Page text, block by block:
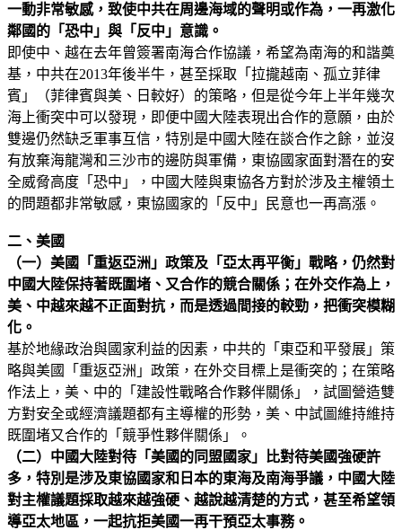
一動非常敏感，致使中共在周邊海域的聲明或作為，一再激化
鄰國的「恐中」與「反中」意識。
即使中、越在去年曾簽署南海合作協議，希望為南海的和諧奠
基，中共在2013年後半牛，甚至採取「拉攏越南、孤立菲律
賓」（菲律賓與美、日較好）的策略，但是從今年上半年幾次
海上衝突中可以發現，即便中國大陸表現出合作的意願，由於
雙邊仍然缺乏軍事互信，特別是中國大陸在談合作之餘，並沒
有放棄海龍灣和三沙市的邊防與軍備，東協國家面對潛在的安
全威脅高度「恐中」，中國大陸與東協各方對於涉及主權領土
的問題都非常敏感，東協國家的「反中」民意也一再高漲。
二、美國
（一）美國「重返亞洲」政策及「亞太再平衡」戰略，仍然對
中國大陸保持著既圍堵、又合作的競合關係；在外交作為上，
美、中越來越不正面對抗，而是透過間接的較勁，把衝突模糊
化。
基於地緣政治與國家利益的因素，中共的「東亞和平發展」策
略與美國「重返亞洲」政策，在外交目標上是衝突的；在策略
作法上，美、中的「建設性戰略合作夥伴關係」，試圖營造雙
方對安全或經濟議題都有主導權的形勢，美、中試圖維持維持
既圍堵又合作的「競爭性夥伴關係」。
（二）中國大陸對待「美國的同盟國家」比對待美國強硬許
多，特別是涉及東協國家和日本的東海及南海爭議，中國大陸
對主權議題採取越來越強硬、越說越清楚的方式，甚至希望領
導亞太地區，一起抗拒美國一再干預亞太事務。